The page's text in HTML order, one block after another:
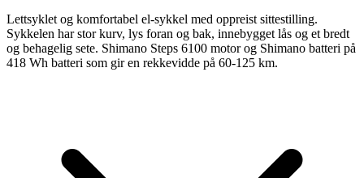
Lettsyklet og komfortabel el-sykkel med oppreist sittestilling.
Sykkelen har stor kurv, lys foran og bak, innebygget lås og et bredt
og behagelig sete. Shimano Steps 6100 motor og Shimano batteri på
418 Wh batteri som gir en rekkevidde på 60-125 km.